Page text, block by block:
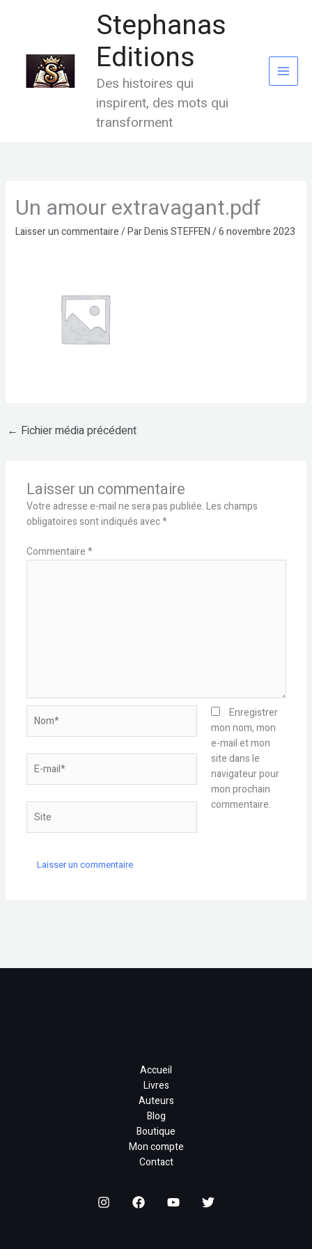
Stephanas
Editions
Des histoires qui
inspirent, des mots qui
transforment
Un amour extravagant.pdf
Laisser un commentaire/ ParDenis STEFFEN/6 novembre 2023
← Fichier média précédent
Laisser un commentaire
Votre adresse e-mail ne sera pas publiée.Les champs
obligatoires sont indiqués avec*
Commentaire*
mail*
Enregistrer
mon nom, mon
e-mail et mon
site dans le
navigateur pour
mon prochain
commentaire.
Accueil
Livres
Auteurs
Blog
Boutique
Mon compte
Contact